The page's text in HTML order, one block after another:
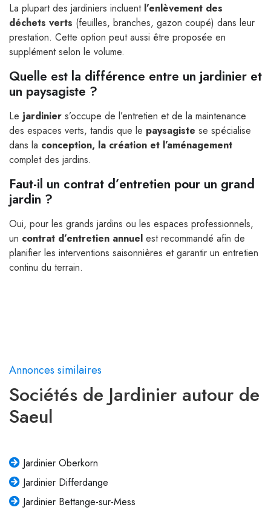
La plupart des jardiniers incluent l’enlèvement des
déchets verts (feuilles, branches, gazon coupé) dans leur
prestation. Cette option peut aussi être proposée en
supplément selon le volume.
Quelle est la différence entre un jardinier et
un paysagiste ?
Le jardinier s’occupe de l’entretien et de la maintenance
des espaces verts, tandis que le paysagiste se spécialise
dans la conception, la création et l’aménagement
complet des jardins.
Faut-il un contrat d’entretien pour un grand
jardin ?
Oui, pour les grands jardins ou les espaces professionnels,
un contrat d’entretien annuel est recommandé afin de
planifier les interventions saisonnières et garantir un entretien
continu du terrain.
Annonces similaires
Sociétés de Jardinier autour de
Saeul
Jardinier Oberkorn
Jardinier Differdange
Jardinier Bettange-sur-Mess